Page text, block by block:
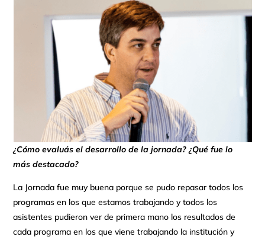
¿Cómo evaluás el desarrollo de la jornada? ¿Qué fue lo
más destacado?
La Jornada fue muy buena porque se pudo repasar todos los
programas en los que estamos trabajando y todos los
asistentes pudieron ver de primera mano los resultados de
cada programa en los que viene trabajando la institución y